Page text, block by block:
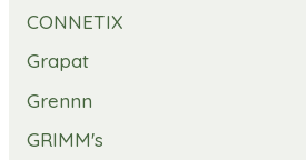
CONNETIX
Grapat
Grennn
GRIMM's